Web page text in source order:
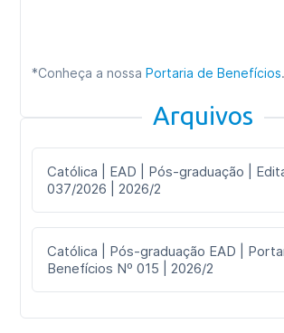
*Conheça a nossaPortaria de Benefícios.
Arquivos
Católica | EAD | Pós-graduação |
037/2026 | 2026/2
Católica | Pós-graduação EAD |
Benefícios Nº 015 | 2026/2